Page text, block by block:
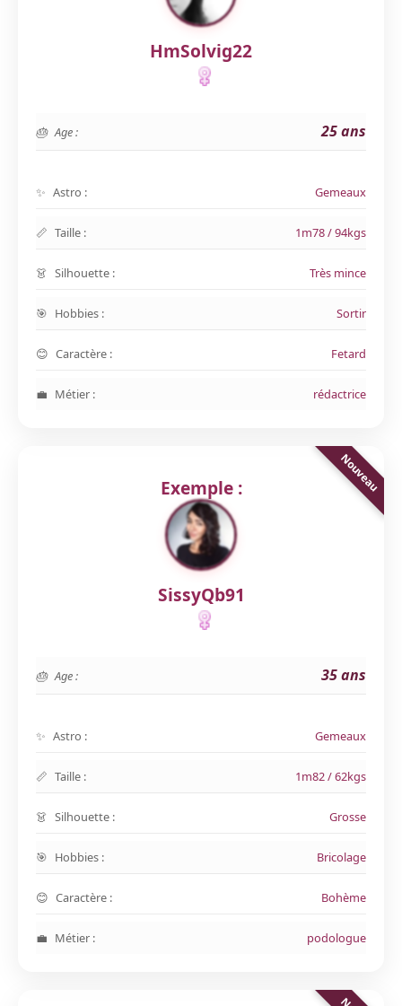
HmSolvig22
Age : 25 ans
Astro : Gemeaux
Taille : 1m78 / 94kgs
Silhouette : Très mince
Hobbies : Sortir
Caractère : Fetard
Métier : rédactrice
Exemple :
SissyQb91
Age : 35 ans
Astro : Gemeaux
Taille : 1m82 / 62kgs
Silhouette : Grosse
Hobbies : Bricolage
Caractère : Bohème
Métier : podologue